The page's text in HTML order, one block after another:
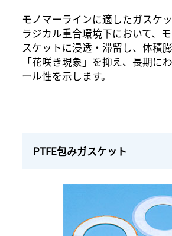
モノマーラインに適したガスケッ
ラジカル重合環境下において、
スケットに浸透・滞留し、体積
「花咲き現象」を抑え、長期に
ール性を示します。
PTFE包みガスケット